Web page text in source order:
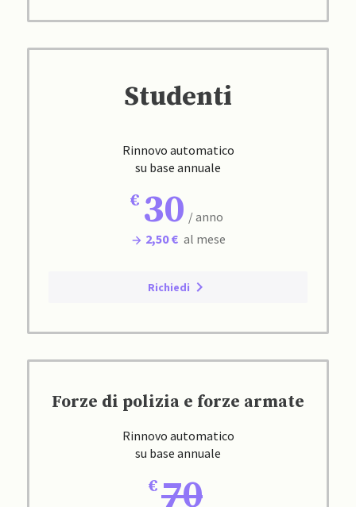
Studenti
Rinnovo automatico
su base annuale
30 / anno
2,50 € al mese
Richiedi
Forze di polizia e forze armate
Rinnovo automatico
su base annuale
70